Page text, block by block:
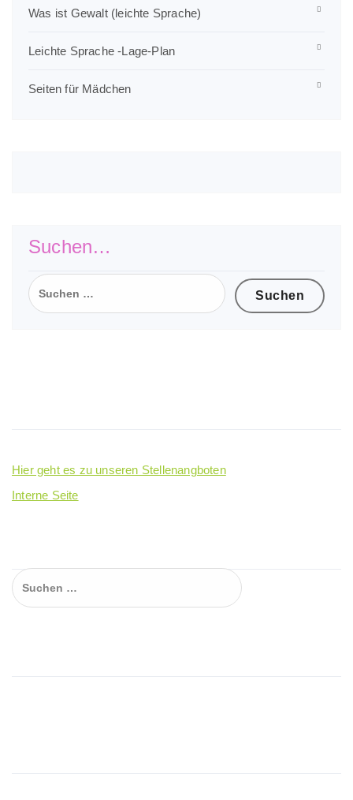
Was ist Gewalt (leichte Sprache)
Leichte Sprache -Lage-Plan
Seiten für Mädchen
Suchen…
Suchen
nach:
Hier geht es zu unseren Stellenangboten
Interne Seite
Suchen
nach: